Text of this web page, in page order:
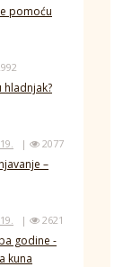
pomoću
hladnjak?
| 2077
–
| 2621
godine -
kuna